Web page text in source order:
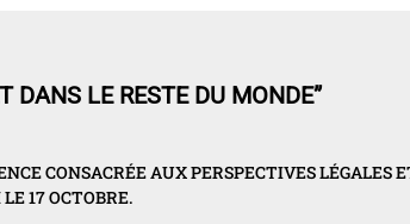
DANS LE RESTE DU MONDE”
CONSACRÉE AUX PERSPECTIVES LÉGALES
17 OCTOBRE.